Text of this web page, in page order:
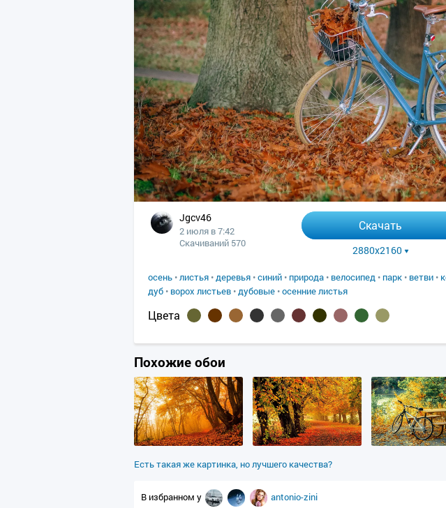
Jgcv46
2 июля в 7:42
Скачиваний 570
Скачать
2880x2160
осень •листья •деревья •синий • природа • велосипед • парк • ветви •
дуб • ворох листьев •дубовые •осенние листья
Цвета
Похожие обои
Есть такая же картинка, но лучшего качества?
В избранном у antonio-zini